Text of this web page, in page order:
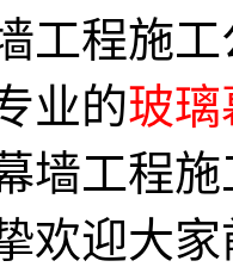
工程施
业的玻
墙工程
欢迎大